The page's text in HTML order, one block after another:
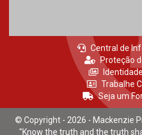
Central de
Proteção
Trabalhe
Seja um
© Copyright - 2026 - Mackenzie
"Know the truth and the truth